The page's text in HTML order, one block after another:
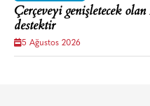
Çerçeveyi genişletecek
destektir
5 Ağustos 2026